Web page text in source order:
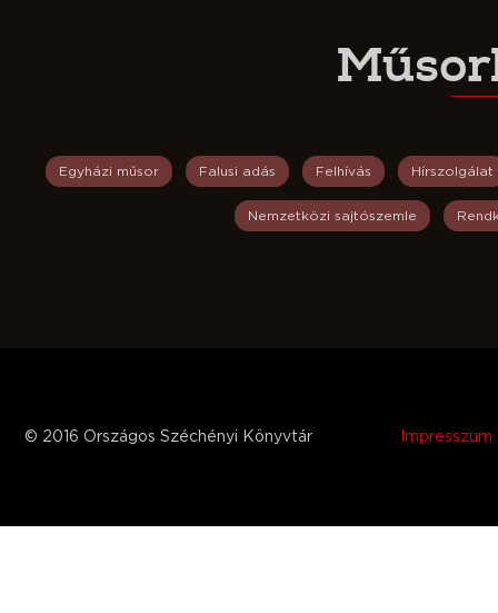
Egyházi műsor Falusi adás Felhívás Hírszolgálat
Nemzetközi sajtószemle
© 2016 Országos Széchényi Könyvtár Impresszum